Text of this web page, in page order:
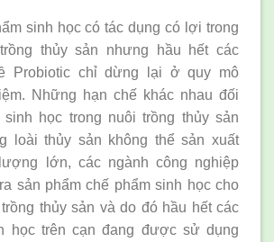
sinh học có tác dụng có lợi trong
thủy sản nhưng hầu hết các
Probiotic chỉ dừng lại ở quy mô
Những hạn chế khác nhau đối
học trong nuôi trồng thủy sản
loài thủy sản không thể sản xuất
lớn, các ngành công nghiệp
sản phẩm chế phẩm sinh học cho
thủy sản và do đó hầu hết các
học trên cạn đang được sử dụng